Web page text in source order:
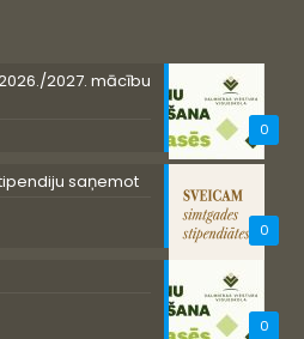
0
2027. mācību
0
saņemot
0